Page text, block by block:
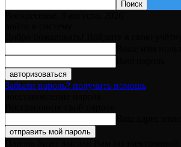
Забыли пароль? получить помощь